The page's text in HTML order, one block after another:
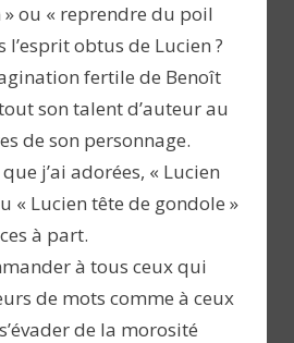
ou « reprendre du poil
l’esprit obtus de Lucien ?
fertile de Benoît
son talent d’auteur au
de son personnage.
j’ai adorées, « Lucien
« Lucien tête de gondole »
à part.
à tous ceux qui
de mots comme à ceux
de la morosité